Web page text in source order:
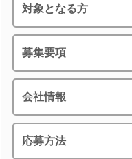
対象となる方
募集要項
会社情報
応募方法